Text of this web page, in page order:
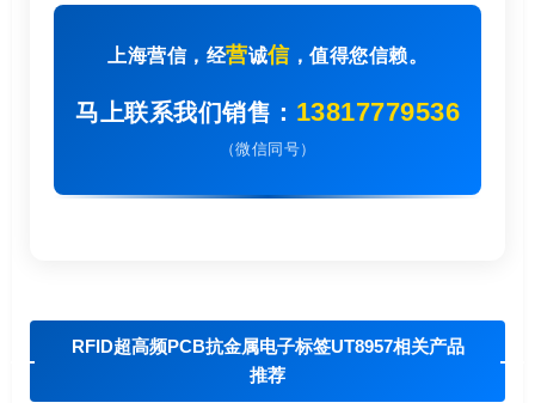
上海营信，经营诚信，值得您信赖。
马上联系我们销售： 13817779536
（微信同号）
RFID超高频PCB抗金属电子标签UT8957相关产品
推荐